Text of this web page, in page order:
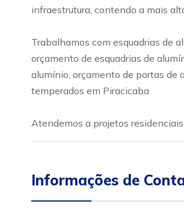
infraestrutura, contendo a mais
Trabalhamos com esquadrias de
orçamento de esquadrias de
alumínio, orçamento de portas de
temperados em Piracicaba
Atendemos a projetos
Informações de